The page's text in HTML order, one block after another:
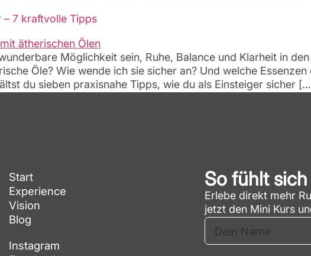
– 7 kraftvolle Tipps
Möglichkeit sein, Ruhe, Balance und Klarheit in
Öle? Wie wende ich sie sicher an? Und welche
du sieben praxisnahe Tipps, wie du als Einsteiger sicher
Start
Experience
Vision
Blog
Instagram
So fühlt
Erlebe direkt mehr
jetzt den Mini Kurs